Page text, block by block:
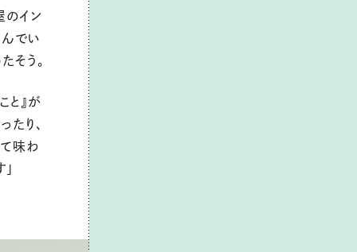
のイン
んでい
そう。
と』が
たり、
味わ